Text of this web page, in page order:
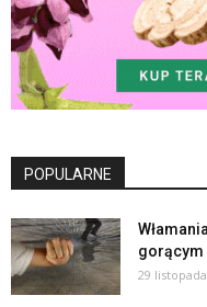
POPULARNE
gorącym
29